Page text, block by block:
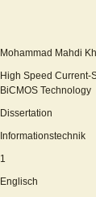
Mohammad Mahdi
High Speed Current-
BiCMOS Technology
Dissertation
Informationstechnik
1
Englisch